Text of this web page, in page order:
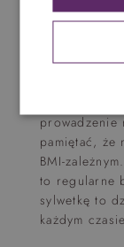
Na raka
w piersiach
oznaczają.
prowadzenie
pamiętać, że
BMI-
to regularne
sylwetkę to
każdym